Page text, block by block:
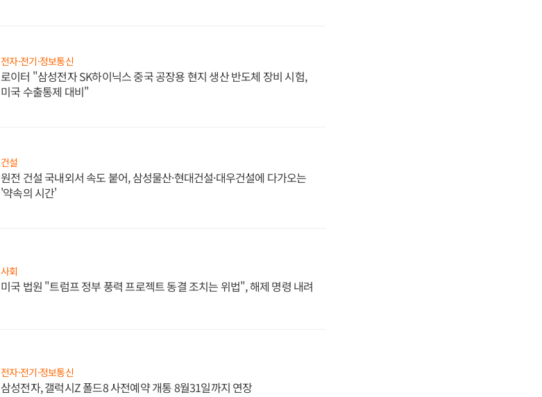
전자·전기·정보통신
로이터 "삼성전자 SK하이닉스 중국 공장용 현지 생산 반도체 장비 시험,
미국 수출통제 대비"
건설
원전 건설 국내외서 속도 붙어, 삼성물산·현대건설·대우건설에 다가오는
'약속의 시간'
사회
미국 법원 "트럼프 정부 풍력 프로젝트 동결 조치는 위법", 해제 명령 내려
전자·전기·정보통신
삼성전자, 갤럭시Z 폴드8 사전예약 개통 8월31일까지 연장